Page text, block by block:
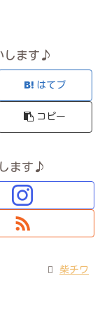
します♪
はてブ
コピー
ます♪
柴チワ